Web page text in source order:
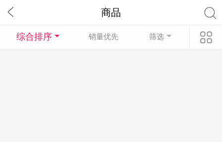
商品
综合排序 销量优先 筛选